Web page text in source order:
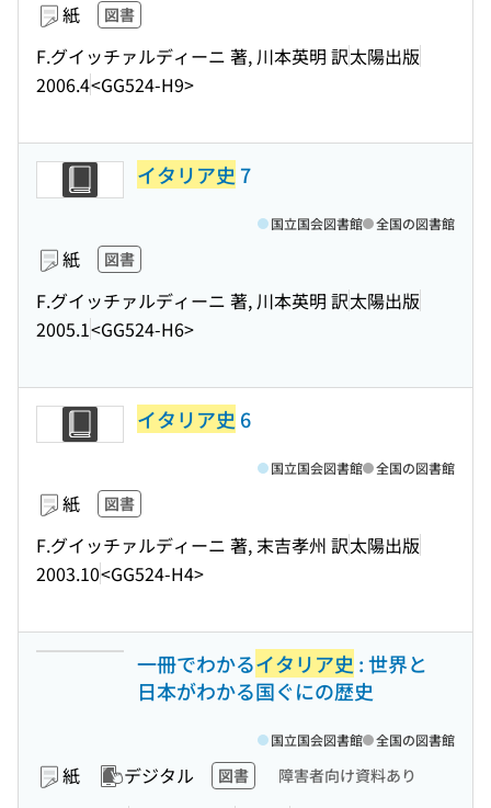
紙 図書
F.グイッチァルディーニ 著, 川本英明 訳太陽出版
2006.4<GG524-H9>
イタリア史 7
紙 図書
F.グイッチァルディーニ 著, 川本英明 訳太陽出版
2005.1<GG524-H6>
国立国会図書館 全国の図書館
イタリア史 6
紙 図書
F.グイッチァルディーニ 著, 末吉孝州 訳太陽出版
2003.10<GG524-H4>
国立国会図書館 全国の図書館
一冊でわかるイタリア史 : 世界と
日本がわかる国ぐにの歴史
紙 デジタル 図書 障害者向け資料あり
国立国会図書館 全国の図書館